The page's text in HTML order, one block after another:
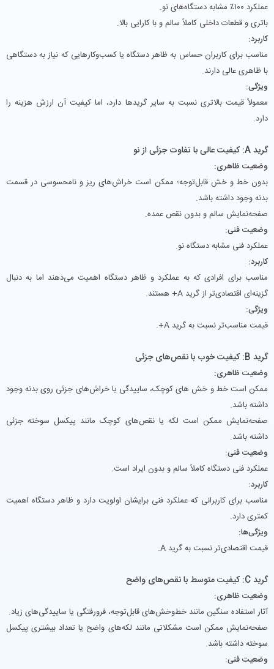
عملکرد ۱۰۰٪ مشابه دستگاه‌های نو.
باتری و قطعات داخلی کاملاً سالم و با کارایی بالا.
کاربرد:
مناسب برای کاربران حساس به ظاهر دستگاه یا کسب‌وکارهایی که نیاز به دستگاهی
با ظاهری عالی دارند.
ویژگی‌:
معمولاً قیمت بالاتری نسبت به سایر گریدها دارد، اما کیفیت آن ارزش هزینه را
دارد.
گرید A: کیفیت عالی با تفاوت جزئی از نو
وضعیت ظاهری:
بدون خط‌ و خش قابل‌توجه؛ ممکن است خراش‌های ریز و نامحسوسی در قسمت
بدنه وجود داشته باشد.
صفحه‌نمایش سالم و بدون نقص عمده.
وضعیت فنی:
عملکرد فنی مشابه دستگاه نو.
کاربرد:
مناسب برای افرادی که به عملکرد و ظاهر دستگاه اهمیت می‌دهند اما به دنبال
گزینه‌ای اقتصادی‌تر از گرید A+ هستند.
ویژگی‌:
قیمت مناسب‌تر نسبت به گرید A+.
گرید B: کیفیت خوب با نقص‌های جزئی
وضعیت ظاهری:
ممکن است خط‌ و خش‌ های کوچک، ساییدگی یا خراش‌های جزئی روی بدنه وجود
داشته باشد.
صفحه‌نمایش ممکن است لکه یا نقص‌های کوچک مانند پیکسل سوخته جزئی
داشته باشد.
وضعیت فنی:
عملکرد فنی دستگاه کاملاً سالم و بدون ایراد است.
کاربرد:
مناسب برای کاربرانی که عملکرد فنی برایشان اولویت دارد و ظاهر دستگاه اهمیت
کمتری دارد.
ویژگی‌ها:
قیمت اقتصادی‌تر نسبت به گرید A.
گرید C: کیفیت متوسط با نقص‌های واضح
وضعیت ظاهری:
آثار استفاده سنگین مانند خط‌وخش‌های قابل‌توجه، فرورفتگی یا ساییدگی‌های زیاد.
صفحه‌نمایش ممکن است مشکلاتی مانند لکه‌های واضح یا تعداد بیشتری پیکسل
سوخته داشته باشد.
وضعیت فنی: